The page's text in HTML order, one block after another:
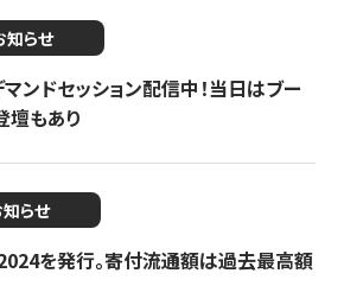
知らせ
ンドセッション配信中！当日はブー
壇もあり
らせ
を発行。寄付流通額は過去最高額